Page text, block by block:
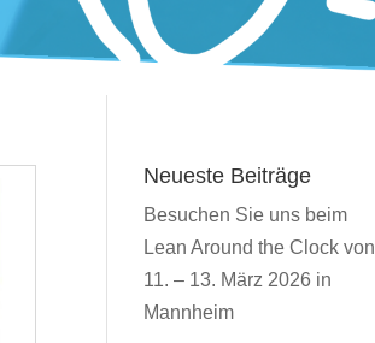
Neueste Beiträge
Besuchen Sie uns beim
Lean Around the Clock von
11. – 13. März 2026 in
Mannheim